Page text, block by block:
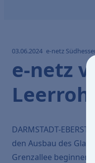
03.06.2024 e-netz
e-netz
DARMSTADT-
den Ausbau des
Grenzallee beginnen